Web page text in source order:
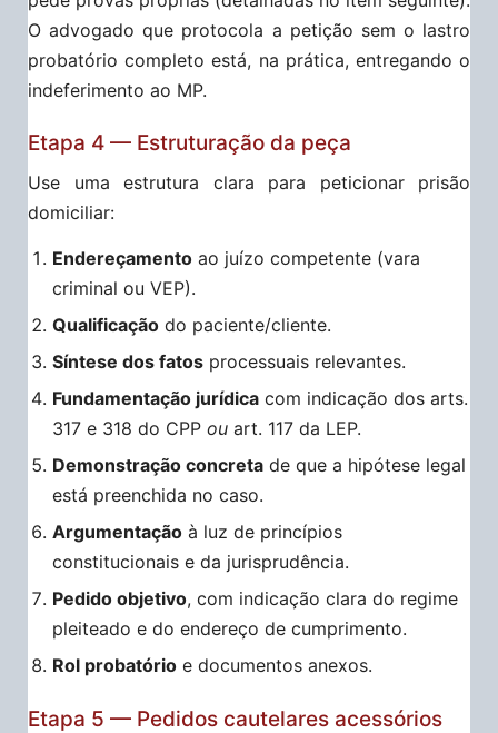
O advogado que protocola a petição sem o lastro
probatório completo está, na prática, entregando o
indeferimento ao MP.
Etapa 4 — Estruturação da peça
Use uma estrutura clara para peticionar prisão
domiciliar:
Endereçamento ao juízo competente (vara
criminal ou VEP).
Qualificação do paciente/cliente.
Síntese dos fatos processuais relevantes.
Fundamentação jurídica com indicação dos arts.
317 e 318 do CPP ou art. 117 da LEP.
Demonstração concreta de que a hipótese legal
está preenchida no caso.
Argumentação à luz de princípios
constitucionais e da jurisprudência.
Pedido objetivo, com indicação clara do regime
pleiteado e do endereço de cumprimento.
Rol probatório e documentos anexos.
Etapa 5 — Pedidos cautelares acessórios